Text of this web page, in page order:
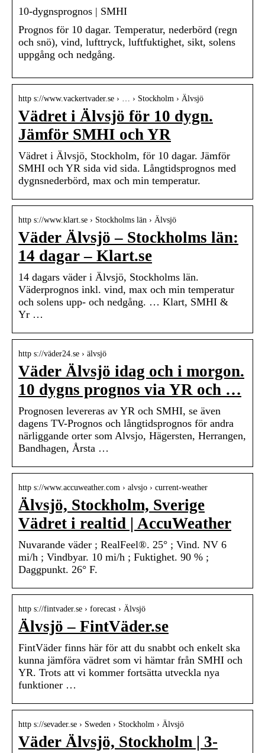
10-dygnsprognos | SMHI
Prognos för 10 dagar. Temperatur, nederbörd (regn
och snö), vind, lufttryck, luftfuktighet, sikt, solens
uppgång och nedgång.
http s://www.vackertvader.se › … › Stockholm › Älvsjö
Vädret i Älvsjö för 10 dygn.
Jämför SMHI och YR
Vädret i Älvsjö, Stockholm, för 10 dagar. Jämför
SMHI och YR sida vid sida. Långtidsprognos med
dygnsnederbörd, max och min temperatur.
http s://www.klart.se › Stockholms län › Älvsjö
Väder Älvsjö – Stockholms län:
14 dagar – Klart.se
14 dagars väder i Älvsjö, Stockholms län.
Väderprognos inkl. vind, max och min temperatur
och solens upp- och nedgång. … Klart, SMHI &
Yr …
http s://väder24.se › älvsjö
Väder Älvsjö idag och i morgon.
10 dygns prognos via YR och …
Prognosen levereras av YR och SMHI, se även
dagens TV-Prognos och långtidsprognos för andra
närliggande orter som Alvsjo, Hägersten, Herrangen,
Bandhagen, Årsta …
http s://www.accuweather.com › alvsjo › current-weather
Älvsjö, Stockholm, Sverige
Vädret i realtid | AccuWeather
Nuvarande väder ; RealFeel®. 25° ; Vind. NV 6
mi/h ; Vindbyar. 10 mi/h ; Fuktighet. 90 % ;
Daggpunkt. 26° F.
http s://fintvader.se › forecast › Älvsjö
Älvsjö – FintVäder.se
FintVäder finns här för att du snabbt och enkelt ska
kunna jämföra vädret som vi hämtar från SMHI och
YR. Trots att vi kommer fortsätta utveckla nya
funktioner …
http s://sevader.se › Sweden › Stockholm › Älvsjö
Väder Älvsjö, Stockholm | 3-